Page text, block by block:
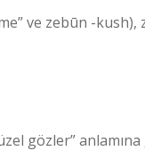
ve zebūn -kush),
gözler”